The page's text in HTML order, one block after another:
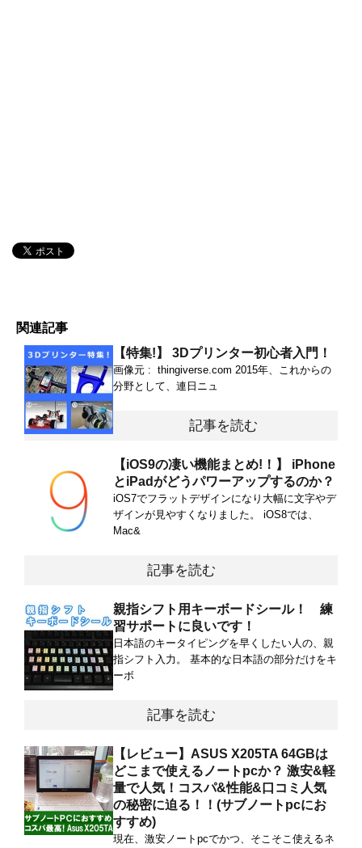
関連記事
【特集!】 3Dプリンター初心者入門！
画像元 : thingiverse.com 2015年、これからの
分野として、連日ニュ
記事を読む
【iOS9の凄い機能まとめ!！】 iPhone
とiPadがどうパワーアップするのか？
iOS7でフラットデザインになり大幅に文字やデ
ザインが見やすくなりました。 iOS8では、
Mac&
記事を読む
親指シフト用キーボードシール！ 練
習サポートに良いです！
日本語のキータイピングを早くしたい人の、親
指シフト入力。 基本的な日本語の部分だけをキ
ーボ
記事を読む
【レビュー】ASUS X205TA 64GBは
どこまで使えるノートpcか？ 激安&軽
量で人気！コスパ&性能&口コミ人気
の秘密に迫る！！(サブノートpcにお
すすめ)
現在、激安ノートpcでかつ、そこそこ使えるネ